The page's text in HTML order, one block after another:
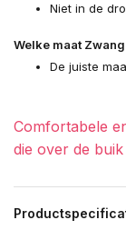
Niet in de
Welke maat
De juiste
Comfortabele
die over de